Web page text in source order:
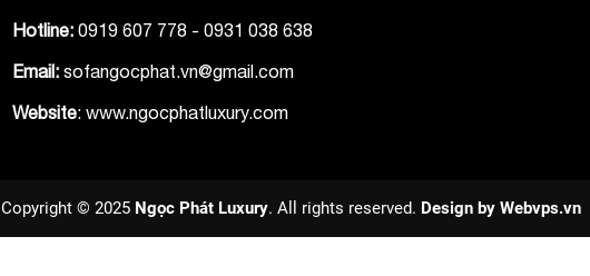
Hotline: 0919 607 778 - 0931 038 638
Email: sofangocphat.vn@gmail.com
Website: www.ngocphatluxury.com
Copyright © 2025 Ngọc Phát Luxury. All rights reserved. Design by Webvps.vn